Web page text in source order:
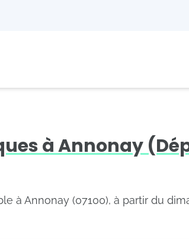
à Annonay
à Annonay (07100), à partir du